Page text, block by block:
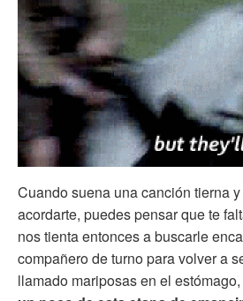
Cuando suena una canción tierna
acordarte, puedes pensar que te
nos tienta entonces a buscarle
compañero de turno para volver a
llamado mariposas en el